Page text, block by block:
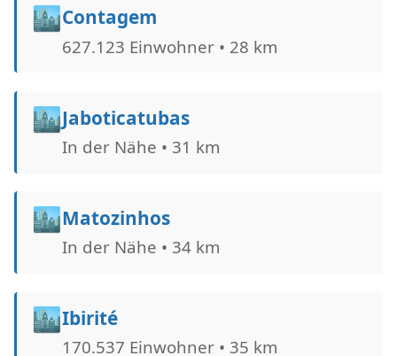
🏙️Contagem
627.123 Einwohner • 28 km
🏙️Jaboticatubas
In der Nähe • 31 km
🏙️Matozinhos
In der Nähe • 34 km
🏙️Ibirité
170.537 Einwohner • 35 km